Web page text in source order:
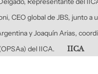
CEO global de JBS, junto
y Joaquín Arias,
del IICA.
IICA